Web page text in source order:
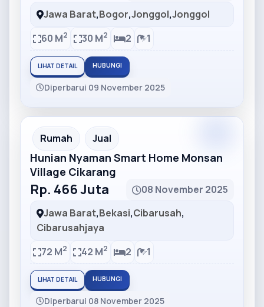
Jawa Barat,Bogor,Jonggol,Jonggol
60 M2 30 M2 2 1
LIHAT DETAIL HUBUNGI
Diperbarui 09 November 2025
Partner Ad
Rumah Jual
Hunian Nyaman Smart Home Monsan
Village Cikarang
Rp. 466 Juta
08 November 2025
Jawa Barat,Bekasi,Cibarusah,
Cibarusahjaya
72 M2 42 M2 2 1
LIHAT DETAIL HUBUNGI
Diperbarui 08 November 2025